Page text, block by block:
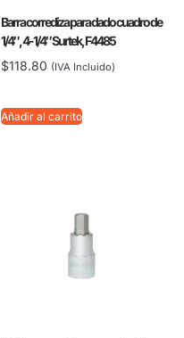
Barra corrediza para dado cuadro de
1/4″, 4-1/4″ Surtek, F4485
$118.80 (IVA Incluido)
Añadir al carrito